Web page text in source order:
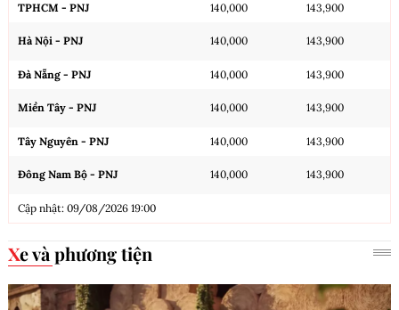
TPHCM - PNJ 140,000 143,900
Hà Nội - PNJ 140,000 143,900
Đà Nẵng - PNJ 140,000 143,900
Miền Tây - PNJ 140,000 143,900
Tây Nguyên - PNJ 140,000 143,900
Đông Nam Bộ - PNJ 140,000 143,900
Cập nhật: 09/08/2026 19:00
Xe và phương tiện